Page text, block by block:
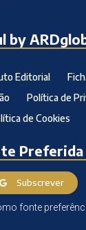
by
Editorial
Política de
de Cookies
Preferida
Subscrever
fonte